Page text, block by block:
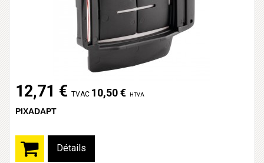
12,71 € TVAC 10,50 € HTVA
PIXADAPT
Détails